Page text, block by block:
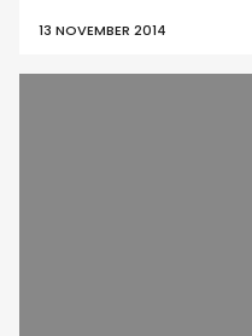
13 NOVEMBER 2014